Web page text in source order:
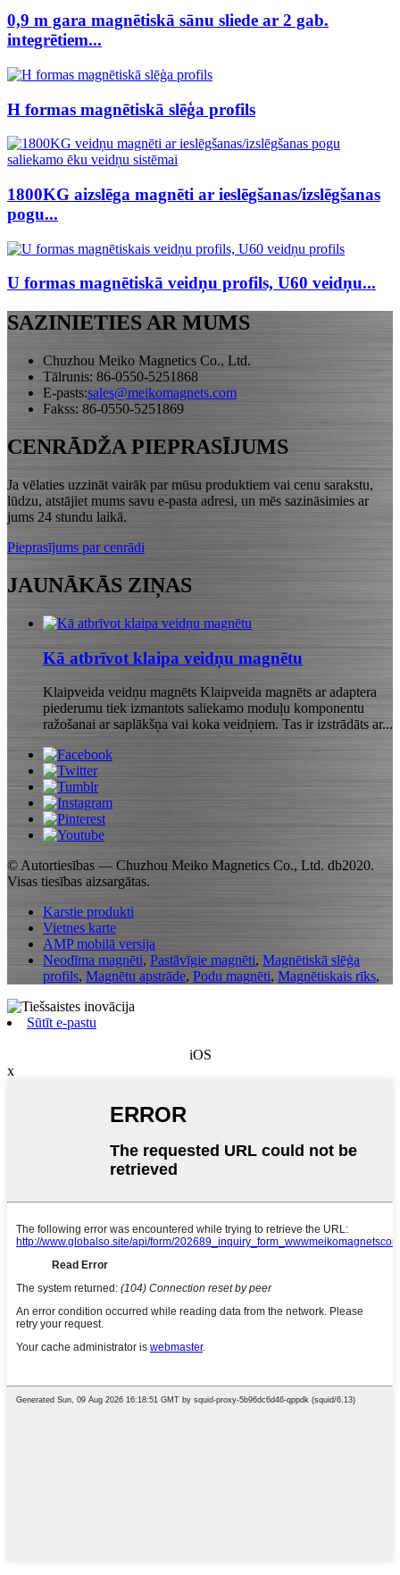
0,9 m gara magnētiskā sānu sliede ar 2 gab.
integrētiem...
H formas magnētiskā slēģa profils
1800KG aizslēga magnēti ar ieslēgšanas/izslēgšanas
pogu...
U formas magnētiskā veidņu profils, U60 veidņu...
SAZINIETIES AR MUMS
Chuzhou Meiko Magnetics Co., Ltd.
Tālrunis: 86-0550-5251868
E-pasts:sales@meikomagnets.com
Fakss: 86-0550-5251869
CENRĀDŽA PIEPRASĪJUMS
Ja vēlaties uzzināt vairāk par mūsu produktiem vai cenu sarakstu,
lūdzu, atstājiet mums savu e-pasta adresi, un mēs sazināsimies ar
jums 24 stundu laikā.
Pieprasījums par cenrādi
JAUNĀKĀS ZIŅAS
Kā atbrīvot klaipa veidņu magnētu
Klaipveida veidņu magnēts Klaipveida magnēts ar adaptera
piederumu tiek izmantots saliekamo moduļu komponentu
ražošanai ar saplākšņa vai koka veidņiem. Tas ir izstrādāts ar...
© Autortiesības — Chuzhou Meiko Magnetics Co., Ltd. db2020.
Visas tiesības aizsargātas.
Karstie produkti
Vietnes karte
AMP mobilā versija
Neodīma magnēti, Pastāvīgie magnēti, Magnētiskā slēģa
profils, Magnētu apstrāde, Podu magnēti, Magnētiskais rīks,
Sūtīt e-pastu
iOS
x